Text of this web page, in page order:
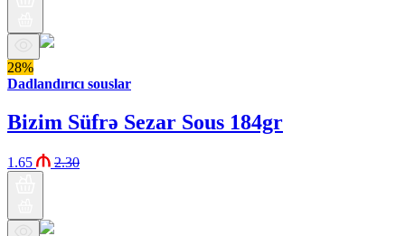
28%
Dadlandırıcı souslar
Bizim Süfrə Sezar Sous 184gr
1.65 2.30